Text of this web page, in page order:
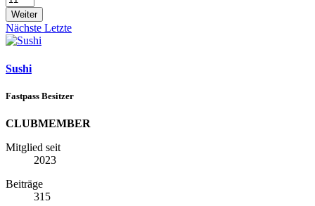
Weiter
Nächste Letzte
Sushi
Fastpass Besitzer
CLUBMEMBER
Mitglied seit
2023
Beiträge
315